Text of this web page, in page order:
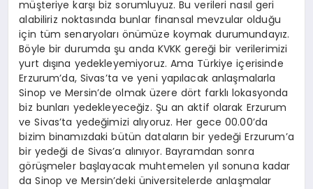
müşteriye karşı biz sorumluyuz. Bu verileri nasıl geri
alabiliriz noktasında bunlar finansal mevzular olduğu
için tüm senaryoları önümüze koymak durumundayız.
Böyle bir durumda şu anda KVKK gereği bir verilerimizi
yurt dışına yedekleyemiyoruz. Ama Türkiye içerisinde
Erzurum’da, Sivas’ta ve yeni yapılacak anlaşmalarla
Sinop ve Mersin’de olmak üzere dört farklı lokasyonda
biz bunları yedekleyeceğiz. Şu an aktif olarak Erzurum
ve Sivas’ta yedeğimizi alıyoruz. Her gece 00.00’da
bizim binamızdaki bütün dataların bir yedeği Erzurum’a
bir yedeği de Sivas’a alınıyor. Bayramdan sonra
görüşmeler başlayacak muhtemelen yıl sonuna kadar
da Sinop ve Mersin’deki üniversitelerde anlaşmalar